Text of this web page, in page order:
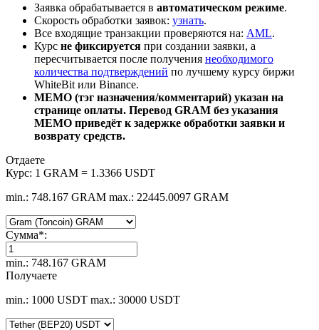
Заявка обрабатывается в автоматическом режиме.
Скорость обработки заявок: узнать.
Все входящие транзакции проверяются на: AML.
Курс не фиксируется при создании заявки, а
пересчитывается после получения необходимого
количества подтверждений по лучшему курсу биржи
WhiteBit или Binance.
MEMO (тэг назначения/комментарий) указан на
странице оплаты. Перевод GRAM без указания
MEMO приведёт к задержке обработки заявки и
возврату средств.
Отдаете
Курс: 1 GRAM = 1.3366 USDT
min.: 748.167 GRAM max.: 22445.0097 GRAM
Сумма*:
min.: 748.167 GRAM
Получаете
min.: 1000 USDT max.: 30000 USDT